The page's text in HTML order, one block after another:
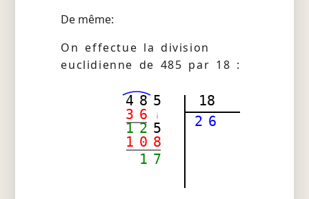
De même:
On effectue la division
euclidienne de 485 par 18 :
4 8 5
18
2 6
6
3
5
2
1
8
0
1
7
1